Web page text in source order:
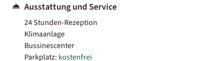
Ausstattung und Service
24 Stunden-Rezeption
Klimaanlage
Bussinescenter
Parkplatz: kostenfrei